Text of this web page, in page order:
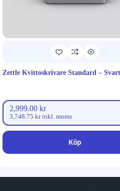
Zettle Kvittoskrivare Standard – Svart
2,999.00 kr
3,748.75 krinkl. moms
Köp